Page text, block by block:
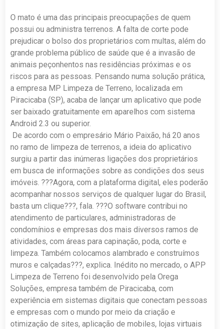
O mato é uma das principais preocupações de quem
possui ou administra terrenos. A falta de corte pode
prejudicar o bolso dos proprietários com multas, além do
grande problema público de saúde que é a invasão de
animais peçonhentos nas residências próximas e os
riscos para as pessoas. Pensando numa solução prática,
a empresa MP Limpeza de Terreno, localizada em
Piracicaba (SP), acaba de lançar um aplicativo que pode
ser baixado gratuitamente em aparelhos com sistema
Android 2.3 ou superior.
De acordo com o empresário Mário Paixão, há 20 anos
no ramo de limpeza de terrenos, a ideia do aplicativo
surgiu a partir das inúmeras ligações dos proprietários
em busca de informações sobre as condições dos seus
imóveis. ???Agora, com a plataforma digital, eles poderão
acompanhar nossos serviços de qualquer lugar do Brasil,
basta um clique???, fala. ???O software contribui no
atendimento de particulares, administradoras de
condomínios e empresas dos mais diversos ramos de
atividades, com áreas para capinação, poda, corte e
limpeza. Também colocamos alambrado e construímos
muros e calçadas???, explica. Inédito no mercado, o APP
Limpeza de Terreno foi desenvolvido pela Orega
Soluções, empresa também de Piracicaba, com
experiência em sistemas digitais que conectam pessoas
e empresas com o mundo por meio da criação e
otimização de sites, aplicação de mobiles, lojas virtuais